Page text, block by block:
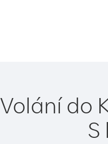
Volání do